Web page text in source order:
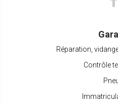
Réparation,
Contrôle